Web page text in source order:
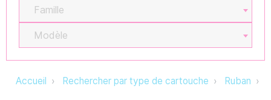
Famille
Modèle
Accueil Rechercher par type de cartouche Ruban